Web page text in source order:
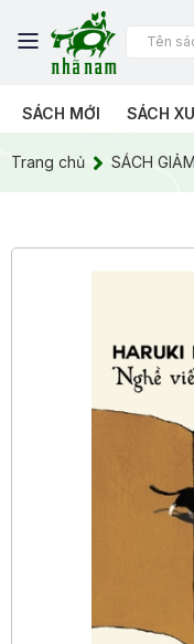
SÁCH MỚI SÁCH
Trang chủ SÁCH